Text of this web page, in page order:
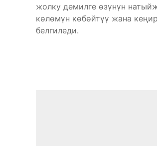
жолку демилге өзүнүн
көлөмүн көбөйтүү жана
белгиледи.